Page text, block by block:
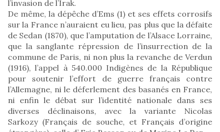
l’invasion de l’Irak.
De même, la dépêche d’Ems (1) et ses effets corrosifs
sur la France n’auraient eu lieu, pas plus que la défaite
de Sedan (1870), que l’amputation de l’Alsace Lorraine,
que la sanglante répression de l’insurrection de la
commune de Paris, ni non plus la revanche de Verdun
(1916), l’appel à 540.000 Indigènes de la République
pour soutenir l’effort de guerre français contre
l’Allemagne, ni le déferlement des basanés en France,
ni enfin le débat sur l’identité nationale dans ses
diverses déclinaisons, avec la variante Nicolas
Sarkozy (Français de souche, et Français d’origine